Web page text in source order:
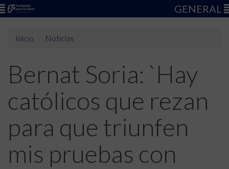
GENERAL
Inicio Noticias
Bernat Soria: `Hay
católicos que rezan
para que triunfen
mis pruebas con